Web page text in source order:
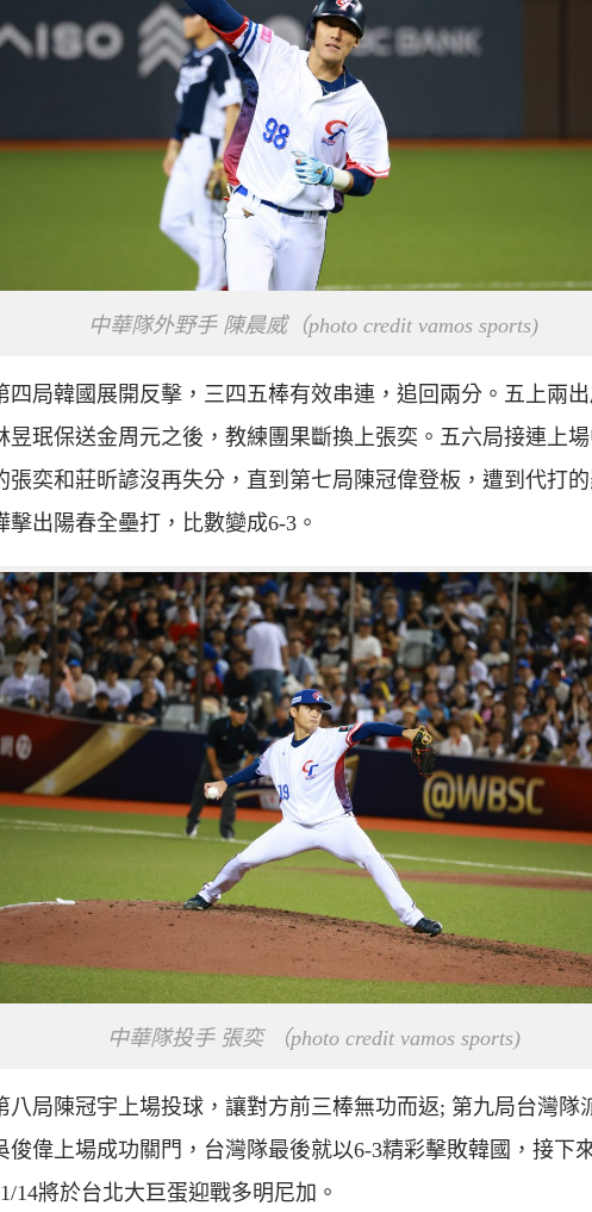
中華隊外野手 陳晨威（photo credit vamos sports)
四局韓國展開反擊，三四五棒有效串連，追回兩分。五上兩
昱珉保送金周元之後，教練團果斷換上張奕。五六局接連上
張奕和莊昕諺沒再失分，直到第七局陳冠偉登板，遭到代打
擊出陽春全壘打，比數變成6-3。
中華隊投手 張奕 （photo credit vamos sports)
八局陳冠宇上場投球，讓對方前三棒無功而返; 第九局台灣隊
俊偉上場成功關門，台灣隊最後就以6-3精彩擊敗韓國，接下
14將於台北大巨蛋迎戰多明尼加。